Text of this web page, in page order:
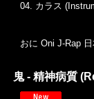
04. カラス
おに Oni J-Rap
鬼 - 精神病質